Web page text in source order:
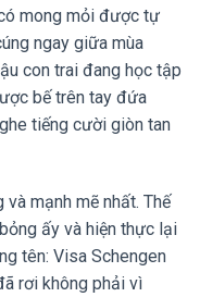
mong mỏi được tự
ngay giữa mùa
con trai đang học tập
bế trên tay đứa
tiếng cười giòn tan
mạnh mẽ nhất. Thế
ấy và hiện thực lại
tên: Visa Schengen
rơi không phải vì